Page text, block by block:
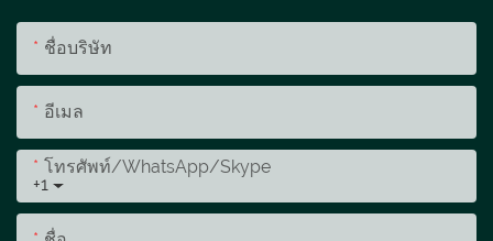
ชื่อบริษัท
อีเมล
+1
โทรศัพท์/WhatsApp/Skype